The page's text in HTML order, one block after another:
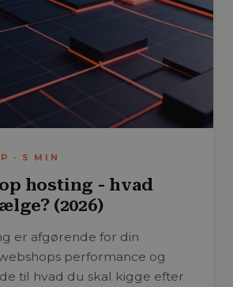
· 5 MIN
hosting - hvad
(2026)
er afgørende for din
performance og
til hvad du skal kigge efter